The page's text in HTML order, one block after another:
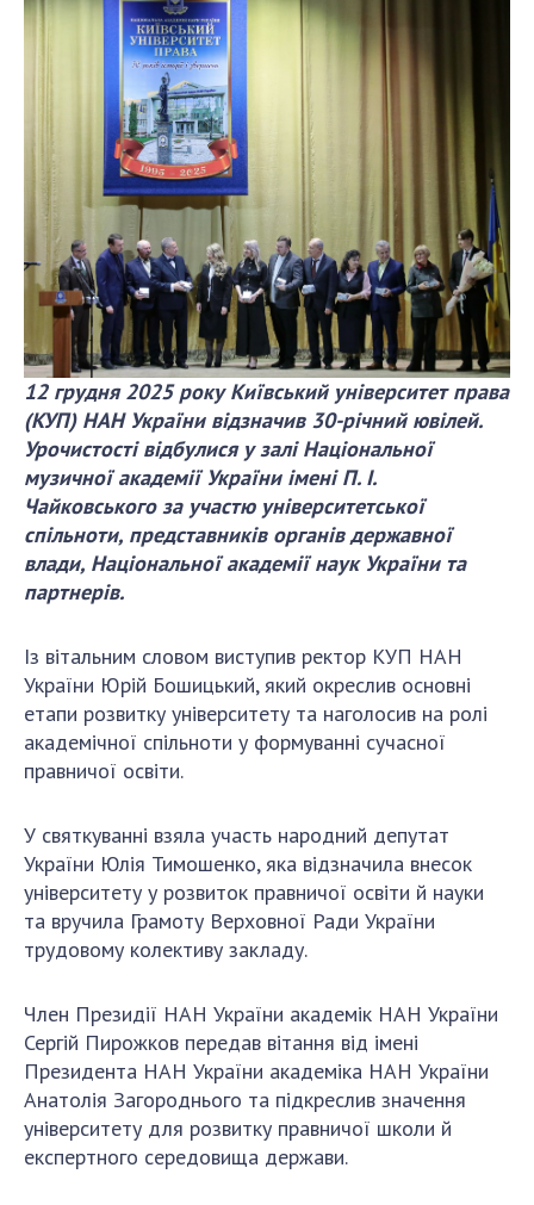
СТРУКТУРА
Президія НАН України
Апарат Президії
Секція фізико-технічних і математичних
наук
Секція хімічних і біологічних наук
Секція суспільних і гуманітарних наук
Установи при Президії
Ради, комітети та комісії
Наукові центри МОН та НАН України
Громадські організації
ДІЯЛЬНІСТЬ
Сесії Загальних зборів НАН України
Річні звіти НАН України
Річні фінансові звіти НАН України
Наукові публікації та видавнича діяльність
трансфер технологій в наукових установах
Наукові об'єкти, що становлять національне
надбання
Центри колективного користування
науковими приладами НАН України
наукових установ
Конкурси наукових досліджень НАН України
Відкрита наука в НАН України
Підготовка наукових кадрів
Робота з молоддю
12 грудня 2025 року Київський університет права
(КУП) НАН України відзначив 30-річний ювілей.
Урочистості відбулися у залі Національної
музичної академії України імені П. І.
Чайковського за участю університетської
спільноти, представників органів державної
влади, Національної академії наук України та
партнерів.
Із вітальним словом виступив ректор КУП НАН
України Юрій Бошицький, який окреслив основні
етапи розвитку університету та наголосив на ролі
академічної спільноти у формуванні сучасної
правничої освіти.
У святкуванні взяла участь народний депутат
України Юлія Тимошенко, яка відзначила внесок
університету у розвиток правничої освіти й науки
та вручила Грамоту Верховної Ради України
трудовому колективу закладу.
Член Президії НАН України академік НАН України
Сергій Пирожков передав вітання від імені
Президента НАН України академіка НАН України
Анатолія Загороднього та підкреслив значення
університету для розвитку правничої школи й
експертного середовища держави.